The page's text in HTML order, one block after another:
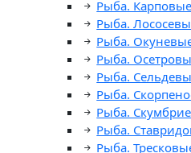
Рыба. Карповые
Рыба.
Рыба.
Рыба.
Рыба.
Рыба.
Рыба.
Рыба.
Рыба.